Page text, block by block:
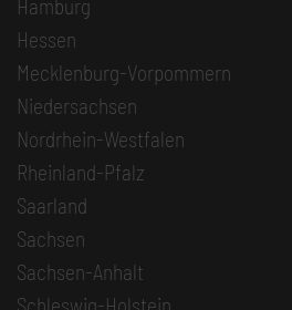
Hamburg
Hessen
Mecklenburg-Vorpommern
Niedersachsen
Nordrhein-Westfalen
Rheinland-Pfalz
Saarland
Sachsen
Sachsen-Anhalt